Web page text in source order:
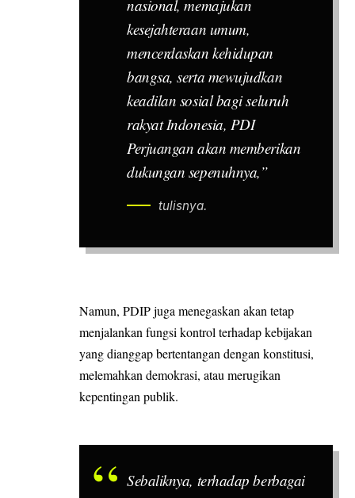
nasional, memajukan
kesejahteraan umum,
mencerdaskan kehidupan
bangsa, serta mewujudkan
keadilan sosial bagi seluruh
rakyat Indonesia, PDI
Perjuangan akan memberikan
dukungan sepenuhnya,”
tulisnya.
Namun, PDIP juga menegaskan akan tetap
menjalankan fungsi kontrol terhadap kebijakan
yang dianggap bertentangan dengan konstitusi,
melemahkan demokrasi, atau merugikan
kepentingan publik.
Sebaliknya, terhadap berbagai